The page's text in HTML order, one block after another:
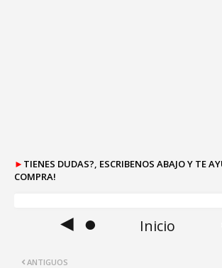
► TIENES DUDAS?, ESCRIBENOS ABAJO Y TE
COMPRA!
◄ ● Inicio
ANTIGUOS